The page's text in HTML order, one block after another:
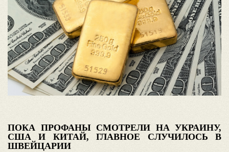
ПОКА ПРОФАНЫ СМОТРЕЛИ НА УКРАИНУ,
США И КИТАЙ, ГЛАВНОЕ СЛУЧИЛОСЬ В
ШВЕЙЦАРИИ